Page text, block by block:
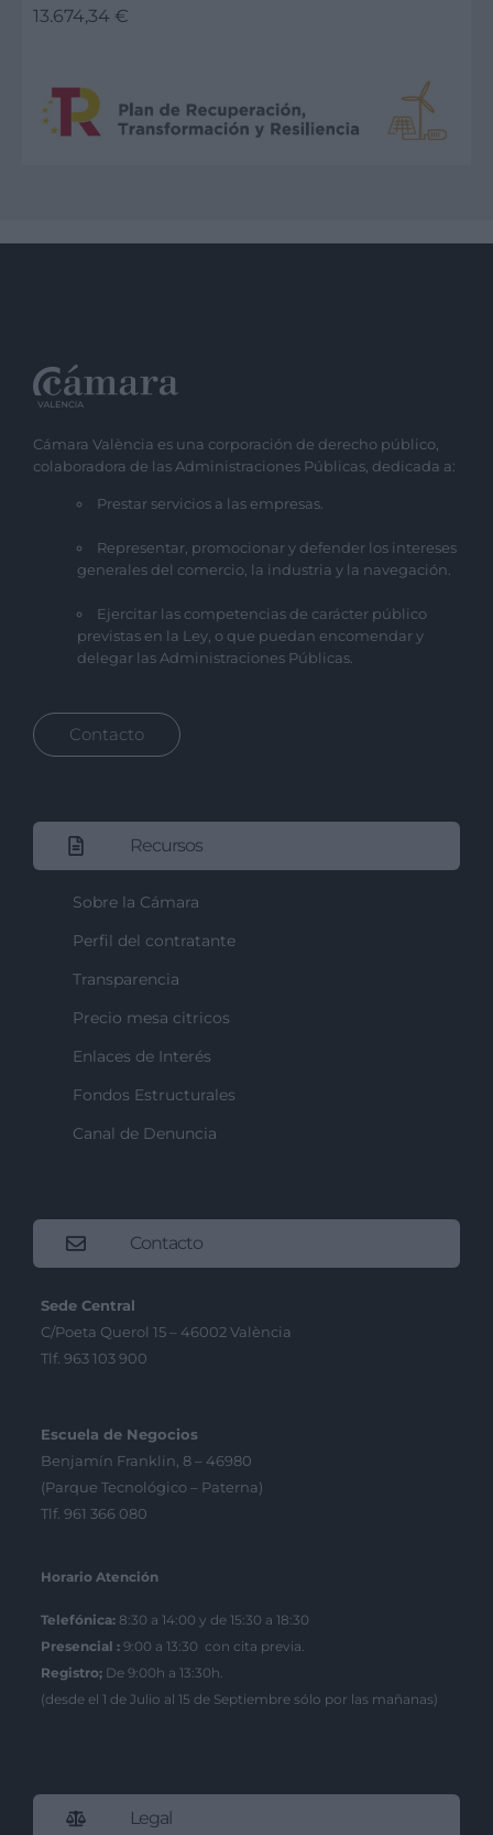
13.674,34 €
Cámara València es una corporación de derecho público,
colaboradora de las Administraciones Públicas, dedicada a:
Prestar servicios a las empresas.
Representar, promocionar y defender los intereses
generales del comercio, la industria y la navegación.
Ejercitar las competencias de carácter público
previstas en la Ley, o que puedan encomendar y
delegar las Administraciones Públicas.
Contacto
Recursos
Sobre la Cámara
Perfil del contratante
Transparencia
Precio mesa citricos
Enlaces de Interés
Fondos Estructurales
Canal de Denuncia
Contacto
Sede Central
C/Poeta Querol 15 – 46002 València
Tlf. 963 103 900
Escuela de Negocios
Benjamín Franklin, 8 – 46980
(Parque Tecnológico – Paterna)
Tlf. 961 366 080
Horario Atención
Telefónica: 8:30 a 14:00 y de 15:30 a 18:30
Presencial : 9:00 a 13:30 con cita previa.
Registro; De 9:00h a 13:30h.
(desde el 1 de Julio al 15 de Septiembre sólo por las mañanas)
Legal